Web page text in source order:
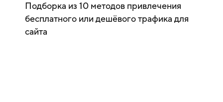
Подборка из 10 методов привлечения
бесплатного или дешёвого трафика для
сайта